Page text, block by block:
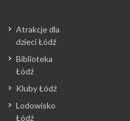
Atrakcje dla
dzieci Łódź
Biblioteka
Łódź
Kluby Łódź
Lodowisko
Łódź